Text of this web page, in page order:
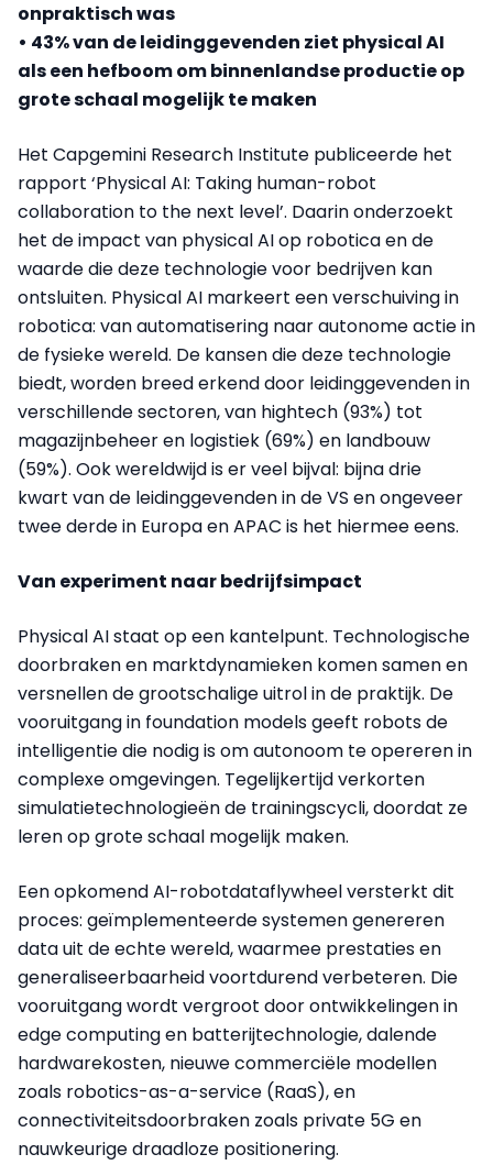
onpraktisch was
• 43% van de leidinggevenden ziet physical AI
als een hefboom om binnenlandse productie op
grote schaal mogelijk te maken
Het Capgemini Research Institute publiceerde het
rapport ‘Physical AI: Taking human-robot
collaboration to the next level’. Daarin onderzoekt
het de impact van physical AI op robotica en de
waarde die deze technologie voor bedrijven kan
ontsluiten. Physical AI markeert een verschuiving in
robotica: van automatisering naar autonome actie in
de fysieke wereld. De kansen die deze technologie
biedt, worden breed erkend door leidinggevenden in
verschillende sectoren, van hightech (93%) tot
magazijnbeheer en logistiek (69%) en landbouw
(59%). Ook wereldwijd is er veel bijval: bijna drie
kwart van de leidinggevenden in de VS en ongeveer
twee derde in Europa en APAC is het hiermee eens.
Van experiment naar bedrijfsimpact
Physical AI staat op een kantelpunt. Technologische
doorbraken en marktdynamieken komen samen en
versnellen de grootschalige uitrol in de praktijk. De
vooruitgang in foundation models geeft robots de
intelligentie die nodig is om autonoom te opereren in
complexe omgevingen. Tegelijkertijd verkorten
simulatietechnologieën de trainingscycli, doordat ze
leren op grote schaal mogelijk maken.
Een opkomend AI-robotdataflywheel versterkt dit
proces: geïmplementeerde systemen genereren
data uit de echte wereld, waarmee prestaties en
generaliseerbaarheid voortdurend verbeteren. Die
vooruitgang wordt vergroot door ontwikkelingen in
edge computing en batterijtechnologie, dalende
hardwarekosten, nieuwe commerciële modellen
zoals robotics-as-a-service (RaaS), en
connectiviteitsdoorbraken zoals private 5G en
nauwkeurige draadloze positionering.